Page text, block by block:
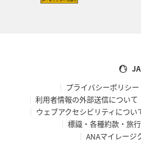
プライバシーポリシー
利用者情報の外部送信について
ウェブアクセシビリティについ
標識・各種約款・旅
ANAマイレージ